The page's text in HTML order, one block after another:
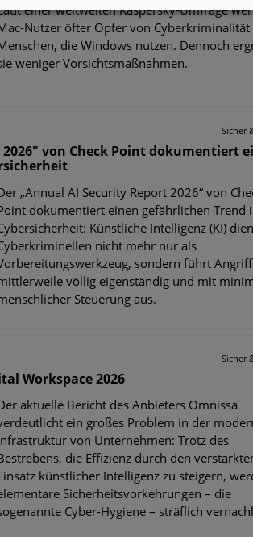
einer weltweiten Kaspersky-Umfrage
Nutzer öfter Opfer von Cyberkriminalität
die Windows nutzen. Dennoch
weniger Vorsichtsmaßnahmen.
Sicher
von Check Point dokumentiert
„Annual AI Security Report 2026“ von
dokumentiert einen gefährlichen Trend
Künstliche Intelligenz (KI)
nicht mehr nur als
sondern führt
völlig eigenständig und mit
Steuerung aus.
Sicher
Workspace 2026
aktuelle Bericht des Anbieters Omnissa
ein großes Problem in der
von Unternehmen: Trotz des
die Effizienz durch den
künstlicher Intelligenz zu steigern,
Sicherheitsvorkehrungen – die
Cyber-Hygiene – sträflich